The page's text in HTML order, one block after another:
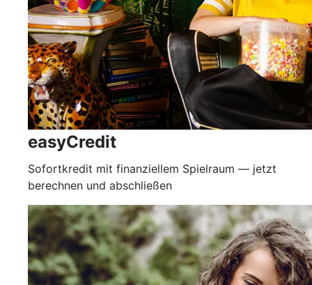
easyCredit
Sofortkredit mit finanziellem Spielraum — jetzt
berechnen und abschließen